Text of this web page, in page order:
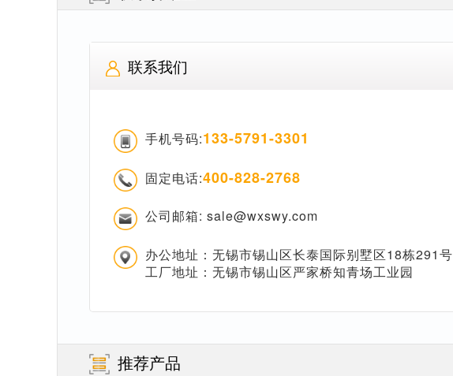
联系我们
手机号码:133-5791-3301
固定电话:400-828-2768
公司邮箱: sale@wxswy.com
办公地址：无锡市锡山区长泰国际别墅区18栋291号
工厂地址：无锡市锡山区严家桥知青场工业园
推荐产品